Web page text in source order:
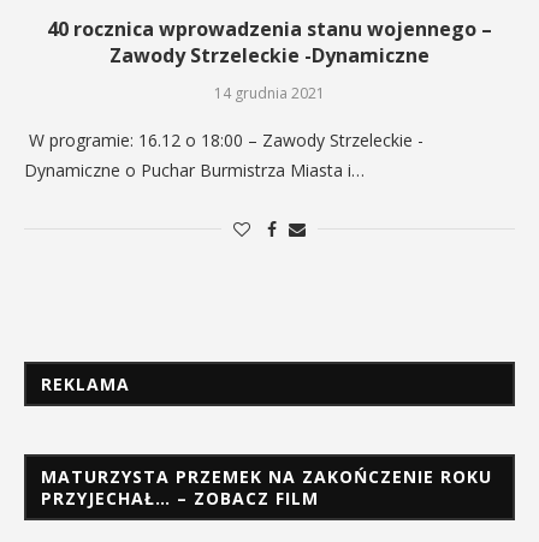
40 rocznica wprowadzenia stanu wojennego –
Zawody Strzeleckie -Dynamiczne
14 grudnia 2021
W programie: 16.12 o 18:00 – Zawody Strzeleckie -
Dynamiczne o Puchar Burmistrza Miasta i…
REKLAMA
MATURZYSTA PRZEMEK NA ZAKOŃCZENIE ROKU
PRZYJECHAŁ… – ZOBACZ FILM